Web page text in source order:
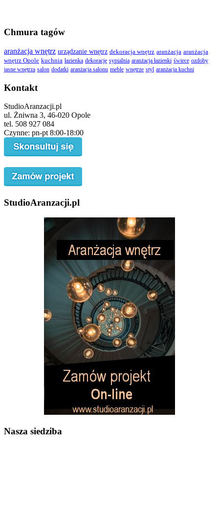
Chmura tagów
aranżacja wnętrz urządzanie wnętrz dekoracja wnętrz aranżacja aranżacja
wnętrz Opole kuchnia łazienka dekoracje sypialnia aranżacja łazienki świece ozdoby
jasne wnętrza salon dodatki aranżacja salonu meble wnętrze styl aranżacja kuchni
Kontakt
StudioAranzacji.pl
ul. Żniwna 3, 46-020 Opole
tel. 508 927 084
Czynne: pn-pt 8:00-18:00
StudioAranzacji.pl
Nasza siedziba